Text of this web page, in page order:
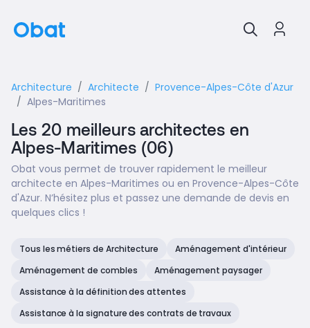
Architecture Architecte
Provence-Alpes-Côte d'Azur
Alpes-Maritimes
Les 20 meilleurs architectes en
Alpes-Maritimes (06)
Obat vous permet de trouver rapidement le meilleur
architecte en Alpes-Maritimes ou en Provence-Alpes-Côte
d'Azur. N’hésitez plus et passez une demande de devis en
quelques clics !
Tous les métiers de Architecture
Aménagement d'intérieur
Aménagement de combles
Aménagement paysager
Assistance à la définition des attentes
Assistance à la signature des contrats de travaux